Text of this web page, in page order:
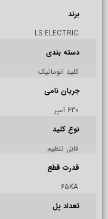
برند
LS ELECTRIC
دسته بندی
کلید اتوماتیک
جریان نامی
630 آمپر
نوع کلید
قابل تنظیم
قدرت قطع
65KA
تعداد پل